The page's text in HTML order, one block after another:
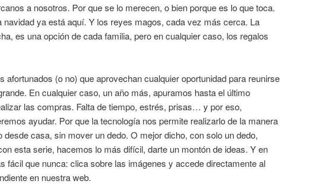
a nosotros. Por que se lo merecen, o bien porque es lo que toca.
navidad ya está aquí. Y los reyes magos, cada vez más cerca. La
es una opción de cada familia, pero en cualquier caso, los regalos
afortunados (o no) que aprovechan cualquier oportunidad para reunirse
En cualquier caso, un año más, apuramos hasta el último
las compras. Falta de tiempo, estrés, prisas… y por eso,
ayudar. Por que la tecnología nos permite realizarlo de la manera
desde casa, sin mover un dedo. O mejor dicho, con solo un dedo,
esta serie, hacemos lo más difícil, darte un montón de ideas. Y en
fácil que nunca: clica sobre las imágenes y accede directamente al
en nuestra web.